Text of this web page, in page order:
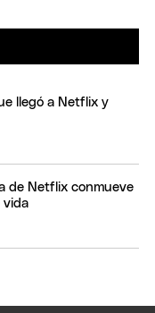
llegó a Netflix y
de Netflix conmueve
vida